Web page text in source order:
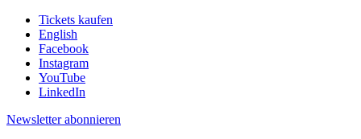
Tickets kaufen
English
Facebook
Instagram
YouTube
LinkedIn
Newsletter abonnieren